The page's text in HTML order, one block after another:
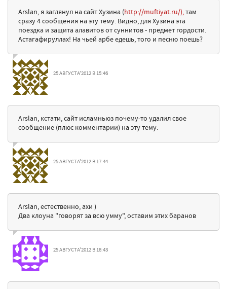
Arslan, я заглянул на сайт Хузина (http://muftiyat.ru/),там
сразу 4 сообщения на эту тему. Видно, для Хузина эта
поездка и защита алавитов от суннитов - предмет гордости.
Астагафируллах! На чьей арбе едешь, того и песню поешь?
25 АВГУСТА'2012 В 15:46
Arslan, кстати, сайт исламньюз почему-то удалил свое
сообщение (плюс комментарии) на эту тему.
25 АВГУСТА'2012 В 17:44
Arslan, естественно, ахи )
Два клоуна "говорят за всю умму", оставим этих баранов
25 АВГУСТА'2012 В 18:43